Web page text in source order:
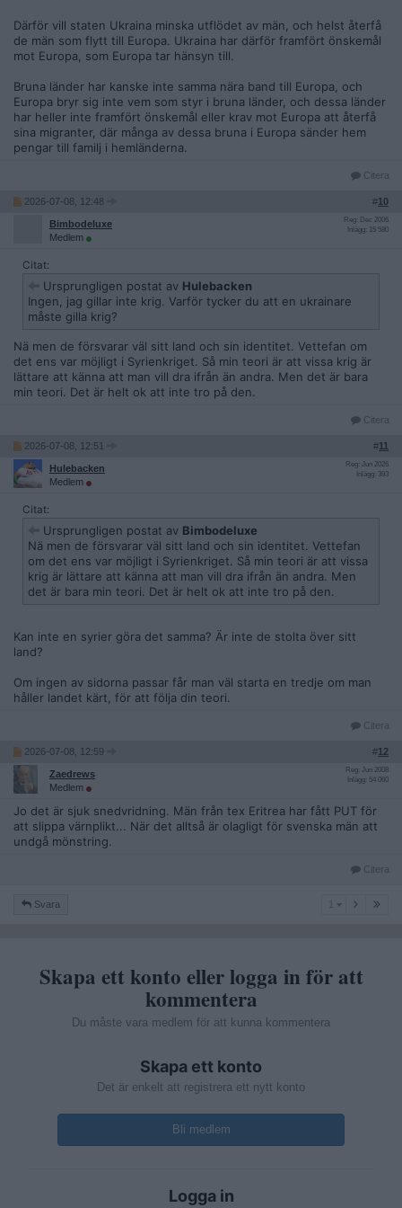
Därför vill staten Ukraina minska utflödet av män, och helst återfå
de män som flytt till Europa. Ukraina har därför framfört önskemål
mot Europa, som Europa tar hänsyn till.
Bruna länder har kanske inte samma nära band till Europa, och
Europa bryr sig inte vem som styr i bruna länder, och dessa länder
har heller inte framfört önskemål eller krav mot Europa att återfå
sina migranter, där många av dessa bruna i Europa sänder hem
pengar till familj i hemländerna.
Citera
2026-07-08, 12:48 #10
Bimbodeluxe
Medlem
Reg: Dec 2006
Inlägg: 15 580
Citat:
Ursprungligen postat av Hulebacken
Ingen, jag gillar inte krig. Varför tycker du att en ukrainare
måste gilla krig?
Nä men de försvarar väl sitt land och sin identitet. Vettefan om
det ens var möjligt i Syrienkriget. Så min teori är att vissa krig är
lättare att känna att man vill dra ifrån än andra. Men det är bara
min teori. Det är helt ok att inte tro på den.
Citera
2026-07-08, 12:51 #11
Hulebacken
Medlem
Reg: Jun 2026
Inlägg: 393
Citat:
Ursprungligen postat av Bimbodeluxe
Nä men de försvarar väl sitt land och sin identitet. Vettefan
om det ens var möjligt i Syrienkriget. Så min teori är att vissa
krig är lättare att känna att man vill dra ifrån än andra. Men
det är bara min teori. Det är helt ok att inte tro på den.
Kan inte en syrier göra det samma? Är inte de stolta över sitt
land?
Om ingen av sidorna passar får man väl starta en tredje om man
håller landet kärt, för att följa din teori.
Citera
2026-07-08, 12:59 #12
Zaedrews
Medlem
Reg: Jun 2008
Inlägg: 54 060
Jo det är sjuk snedvridning. Män från tex Eritrea har fått PUT för
att slippa värnplikt... När det alltså är olagligt för svenska män att
undgå mönstring.
Citera
Svara
Skapa ett konto eller logga in för att
kommentera
Du måste vara medlem för att kunna kommentera
Skapa ett konto
Det är enkelt att registrera ett nytt konto
Bli medlem
Logga in